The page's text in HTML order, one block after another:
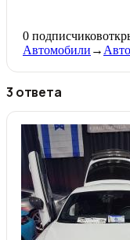
0 подписчиков
Автомобили →
3 ответа